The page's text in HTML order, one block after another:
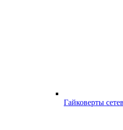
Гайковерты